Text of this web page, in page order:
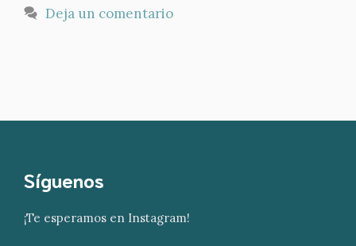
Deja un comentario
Síguenos
¡Te esperamos en Instagram!